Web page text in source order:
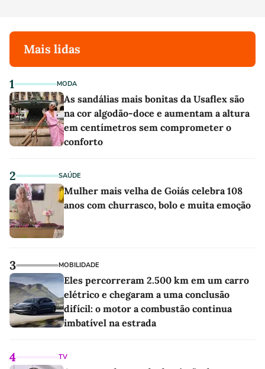
Mais lidas
1 MODA
As sandálias mais bonitas da Usaflex são
na cor algodão-doce e aumentam a altura
em centímetros sem comprometer o
conforto
2 SAÚDE
Mulher mais velha de Goiás celebra 108
anos com churrasco, bolo e muita emoção
3 MOBILIDADE
Eles percorreram 2.500 km em um carro
elétrico e chegaram a uma conclusão
difícil: o motor a combustão continua
imbatível na estrada
4 TV